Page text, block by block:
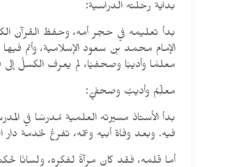
بداية رحلته الدراسية:
بدأ تعليمه في حجر أمه، وحفظ القرآن
الإمام محمد بن سعود الإسلامية، وأتم
معلمًا وأديبًا وصحفيًا، لم يعرف الكسلُ إلى
معلِّمٌ وأديبٌ وصحفيّ:
بدأ الأستاذ مسيرته العلمية مُدرسًا في
فيه. وبعد وفاة أبيه وعمّه، تفرغ لخدمة
أما قلمه، فقد كان مرآةً لفكره، ولسانًا